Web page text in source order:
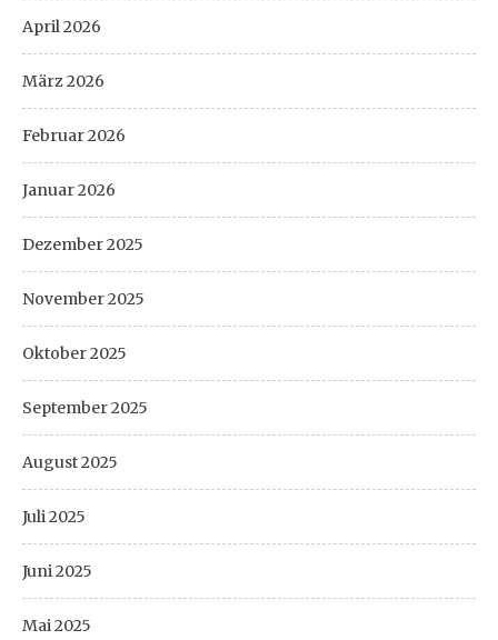
April 2026
März 2026
Februar 2026
Januar 2026
Dezember 2025
November 2025
Oktober 2025
September 2025
August 2025
Juli 2025
Juni 2025
Mai 2025